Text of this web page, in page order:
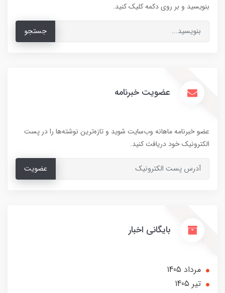
بنویسید و بر روی دکمه کلیک کنید.
جستجو
عضویت خبرنامه
عضو خبرنامه ماهانه وب‌سایت شوید و تازه‌ترین نوشته‌ها را در پست
الکترونیک خود دریافت کنید.
عضویت
بایگانی اخبار
مرداد 1405
تير 1405